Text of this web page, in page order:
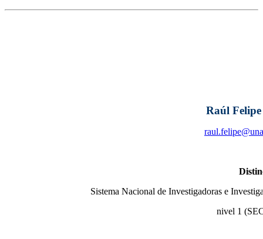
Raúl Felipe
Sistema Nacional de Investigadoras e
nivel 1